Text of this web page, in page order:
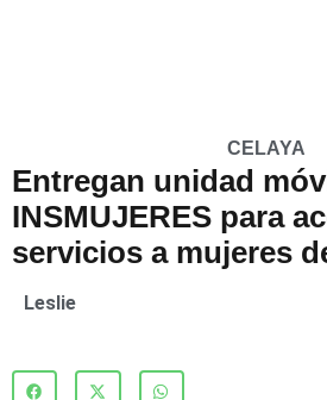
CELAYA
Entregan unidad
INSMUJERES para
servicios a mujeres
Leslie